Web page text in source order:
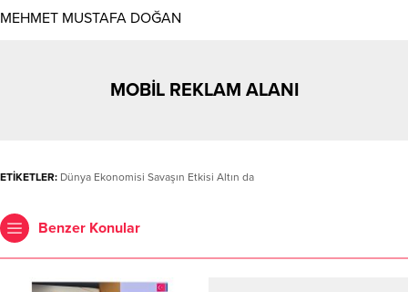
MEHMET MUSTAFA DOĞAN
MOBİL REKLAM ALANI
ETİKETLER: Dünya Ekonomisi Savaşın Etkisi Altın da
Benzer Konular